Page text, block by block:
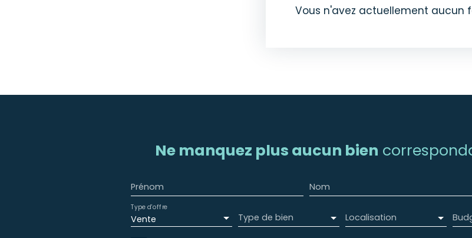
Vous n'avez actuellement aucun
Ne manquez plus aucun bien
Prénom Nom
Vente
Type d'offre
Type de bien Localisation